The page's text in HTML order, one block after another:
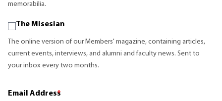
memorabilia.
The Misesian
The online version of our Members' magazine, containing articles,
current events, interviews, and alumni and faculty news. Sent to
your inbox every two months.
Email Address
*